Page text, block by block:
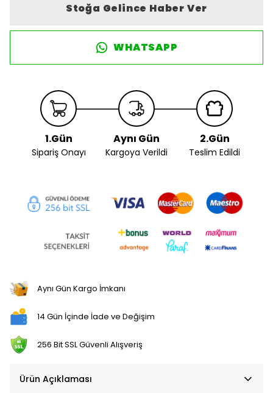
Stoğa Gelince Haber Ver
WHATSAPP
1.Gün
Sipariş Onayı
Aynı Gün
Kargoya Verildi
2.Gün
Teslim Edildi
Aynı Gün Kargo İmkanı
14 Gün İçinde İade ve Değişim
256 Bit SSL Güvenli Alışveriş
Ürün Açıklaması